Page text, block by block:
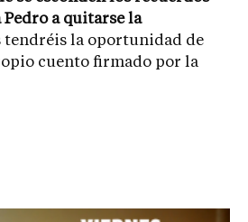
Pedro a quitarse la
tendréis la oportunidad de
cuento firmado por la